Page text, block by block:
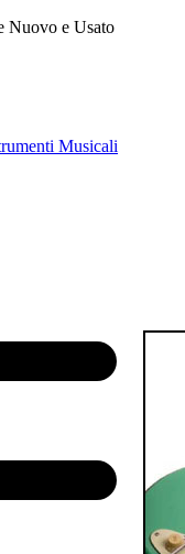
Nuovo e Usato